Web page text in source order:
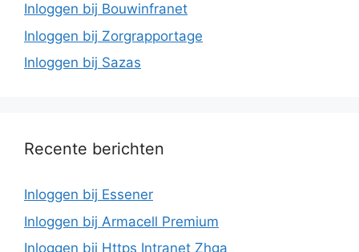
Inloggen bij Bouwinfranet
Inloggen bij Zorgrapportage
Inloggen bij Sazas
Recente berichten
Inloggen bij Essener
Inloggen bij Armacell Premium
Inloggen bij Https Intranet Zhga